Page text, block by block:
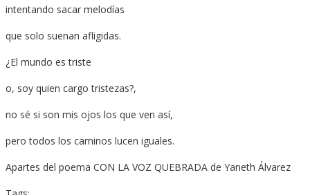
intentando sacar melodías
que solo suenan afligidas.
¿El mundo es triste
o, soy quien cargo tristezas?,
no sé si son mis ojos los que ven así,
pero todos los caminos lucen iguales.
Apartes del poema CON LA VOZ QUEBRADA de Yaneth Álvarez